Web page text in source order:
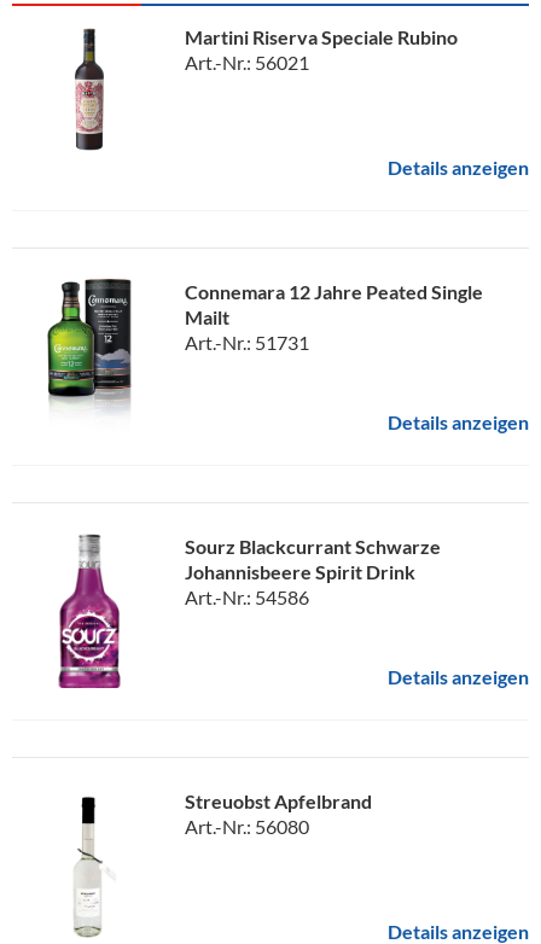
Martini Riserva Speciale Rubino
Art.-Nr.: 56021
Details anzeigen
Connemara 12 Jahre Peated Single
Mailt
Art.-Nr.: 51731
Details anzeigen
Sourz Blackcurrant Schwarze
Johannisbeere Spirit Drink
Art.-Nr.: 54586
Details anzeigen
Streuobst Apfelbrand
Art.-Nr.: 56080
Details anzeigen